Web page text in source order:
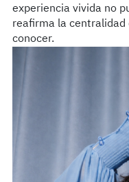
experiencia vivida no
reafirma la centralidad
conocer.